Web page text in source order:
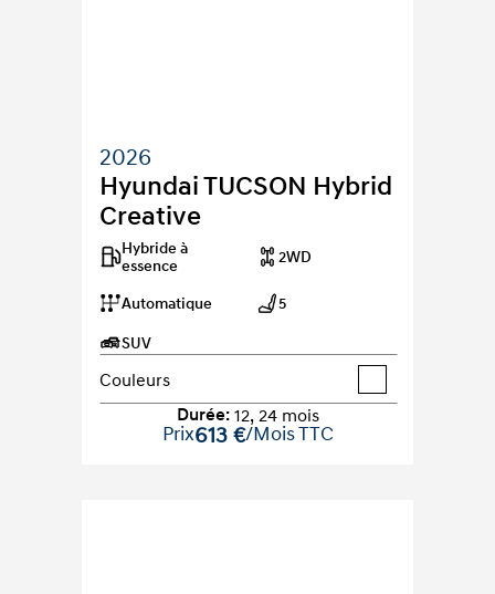
2026
Hyundai TUCSON Hybrid
Creative
Hybride à
essence
2WD
Automatique 5
SUV
Couleurs
Durée: 12, 24 mois
Prix613 €/Mois TTC